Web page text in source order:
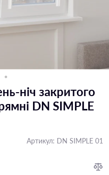
ніч закритого
DN SIMPLE
Артикул: DN SIMPLE 01